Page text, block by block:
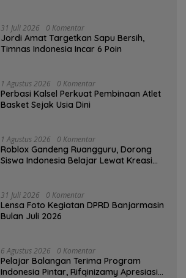
31 Juli 2026 0 Komentar
Jordi Amat Targetkan Sapu Bersih,
Timnas Indonesia Incar 6 Poin
1 Agustus 2026 0 Komentar
Perbasi Kalsel Perkuat Pembinaan Atlet
Basket Sejak Usia Dini
1 Agustus 2026 0 Komentar
Roblox Gandeng Ruangguru, Dorong
Siswa Indonesia Belajar Lewat Kreasi
31 Juli 2026 0 Komentar
Lensa Foto Kegiatan DPRD Banjarmasin
Bulan Juli 2026
6 Agustus 2026 0 Komentar
Pelajar Balangan Terima Program
Indonesia Pintar, Rifqinizamy Apresiasi